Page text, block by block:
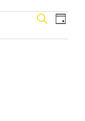
Suche
SucheTag